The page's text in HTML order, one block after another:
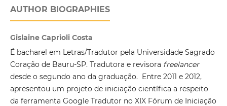
AUTHOR BIOGRAPHIES
Gislaine Caprioli Costa
É bacharel em Letras/Tradutor pela Universidade Sagrado
Coração de Bauru-SP. Tradutora e revisora freelancer
desde o segundo ano da graduação. Entre 2011 e 2012,
apresentou um projeto de iniciação científica a respeito
da ferramenta Google Tradutor no XIX Fórum de Iniciação